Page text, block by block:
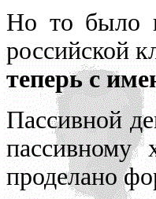
Но то было
российской
теперь с
Пассивной
пассивному
проделано